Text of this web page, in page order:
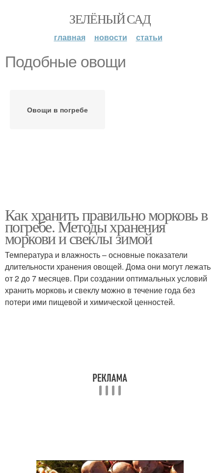
ЗЕЛЁНЫЙ САД
главная новости статьи
Подобные овощи
Овощи в погребе
Как хранить правильно морковь в
погребе. Методы хранения
моркови и свеклы зимой
Температура и влажность – основные показатели
длительности хранения овощей. Дома они могут лежать
от 2 до 7 месяцев. При создании оптимальных условий
хранить морковь и свеклу можно в течение года без
потери ими пищевой и химической ценностей.